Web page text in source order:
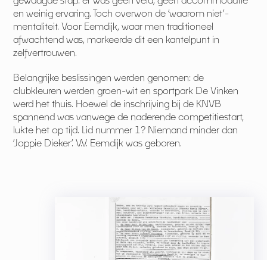
en weinig ervaring. Toch overwon de ‘waarom niet’-
mentaliteit. Voor Eemdijk, waar men traditioneel
afwachtend was, markeerde dit een kantelpunt in
zelfvertrouwen.
Belangrijke beslissingen werden genomen: de
clubkleuren werden groen-wit en sportpark De Vinken
werd het thuis. Hoewel de inschrijving bij de KNVB
spannend was vanwege de naderende competitiestart,
lukte het op tijd. Lid nummer 1? Niemand minder dan
‘Joppie Dieker’. V.V. Eemdijk was geboren.